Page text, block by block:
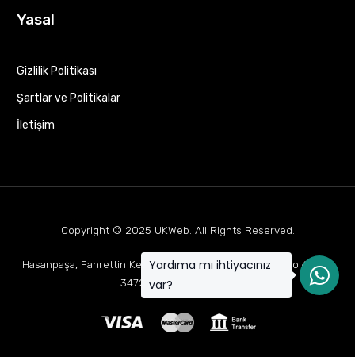
Yasal
Gizlilik Politikası
Şartlar ve Politikalar
İletişim
Copyright © 2025 UKWeb . All Rights Reserved.
Hasanpaşa, Fahrettin Kerim Gökay Cd Mukaddes Apt No:63 D:1,
34722 Kadıköy/İstanbul
Yardıma mı ihtiyacınız
var?